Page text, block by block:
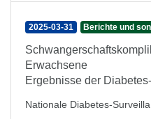
2025-03-31 Berichte und
Erwachsene
Ergebnisse der
Nationale Diabetes-